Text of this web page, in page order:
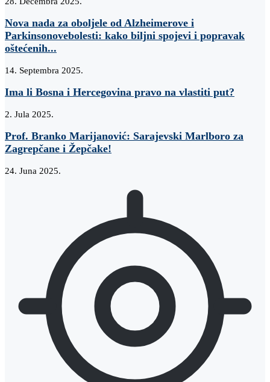
Nova nada za oboljele od Alzheimerove i
Parkinsonovebolesti: kako biljni spojevi i popravak
oštećenih...
14. Septembra 2025.
Ima li Bosna i Hercegovina pravo na vlastiti put?
2. Jula 2025.
Prof. Branko Marijanović: Sarajevski Marlboro za
Zagrepčane i Žepčake!
24. Juna 2025.